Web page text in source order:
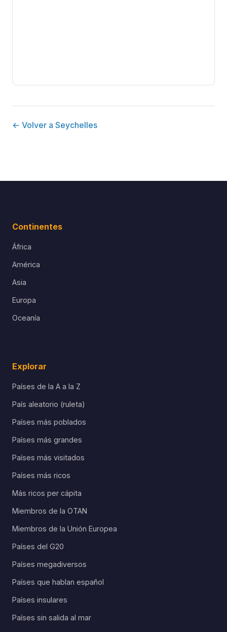
← Volver a Seychelles
Continentes
África
América
Asia
Europa
Oceanía
Explorar
Países de la A a la Z
País aleatorio (ruleta)
Países más poblados
Países más grandes
Países más visitados
Países más ricos
Más ricos per cápita
Miembros de la OTAN
Miembros de la Unión Europea
Países del G20
Países megadiversos
Países que hablan español
Países insulares
Países sin salida al mar